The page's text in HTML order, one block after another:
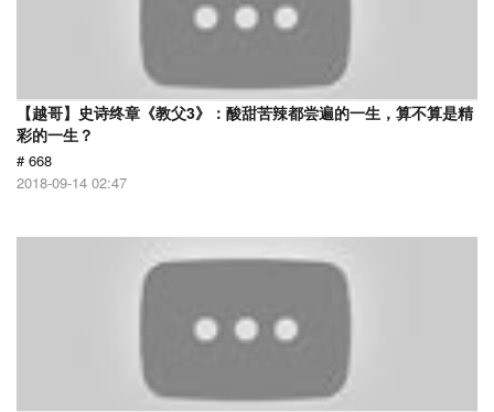
【越哥】史诗终章《教父3》：酸甜苦辣都尝遍的一生，算不算是精
彩的一生？
# 668
2018-09-14 02:47